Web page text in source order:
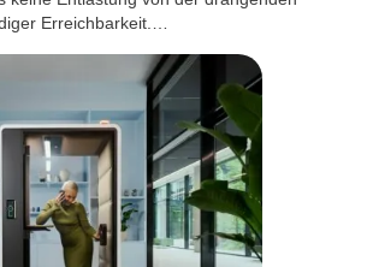
Erreichbarkeit.…